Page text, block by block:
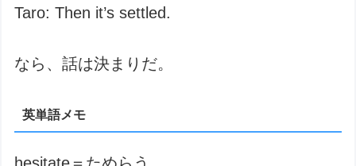
Taro: Then it’s settled.
なら、話は決まりだ。
英単語メモ